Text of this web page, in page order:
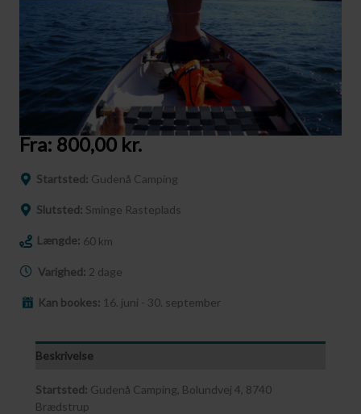
Fra: 800,00 kr.
Startsted: Gudenå Camping
Slutsted: Sminge Rasteplads
Længde: 60 km
Varighed: 2 dage
Kan bookes: 16. juni - 30. september
Beskrivelse
Startsted: Gudenå Camping, Bolundvej 4, 8740
Brædstrup